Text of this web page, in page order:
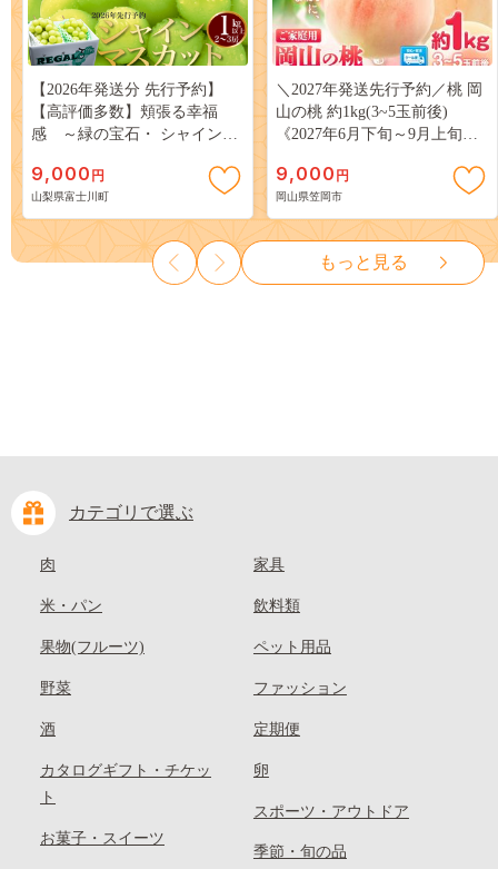
【2026年発送分 先行予約】
【高評価多数】頬張る幸福
感 ～緑の宝石・ シャインマ
３房） フルーツ 山梨県産 果
物 くだもの シャイン マスカ
ット ぶどう ブドウ 葡萄 大粒
種なし 先行予約 富士川町
10000円 一万円 9000円 九千円
9,000 円
山梨県富士川町
＼2027年発送先行予約／桃 岡
山の桃 約1kg(3~5玉前後)
《2027年6月下旬～9月上旬頃
岡山 はくとう スイーツ フル
ーツ 果物 デザート 旬 モモ も
も 先行予約 送料無料 果物 岡
山県 笠岡市 清水白桃 白鳳 白
麗 クール便---
kasaoka_zsy_419_100---
9,000 円
岡山県笠岡市
もっと見る
カテゴリで選ぶ
肉
米・パン
果物(フルーツ)
野菜
酒
カタログギフト・チケッ
ト
お菓子・スイーツ
家具
飲料類
ペット用品
ファッション
定期便
卵
スポーツ・アウトドア
季節・旬の品